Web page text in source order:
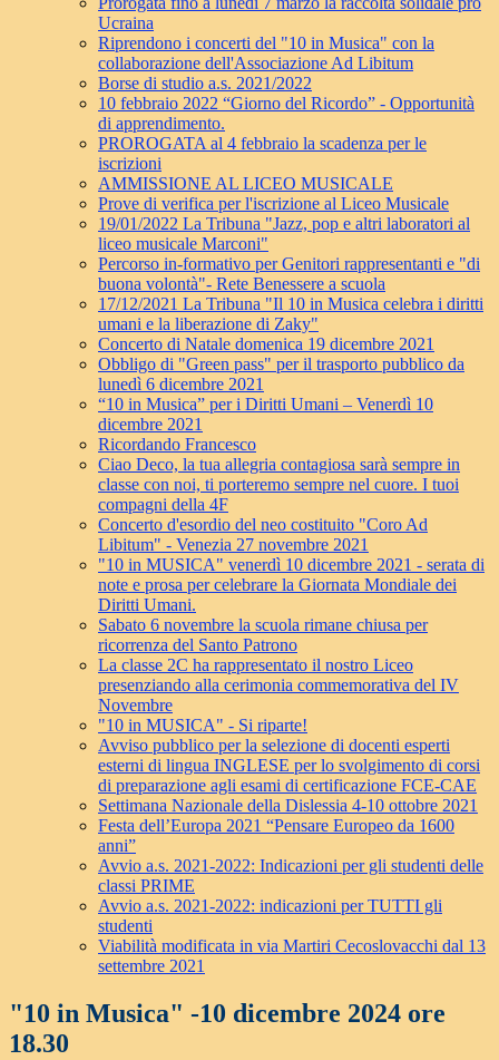
Ucraina
Riprendono i concerti del "10 in Musica" con la
collaborazione dell'Associazione Ad Libitum
Borse di studio a.s. 2021/2022
10 febbraio 2022 “Giorno del Ricordo” - Opportunità
di apprendimento.
PROROGATA al 4 febbraio la scadenza per le
iscrizioni
AMMISSIONE AL LICEO MUSICALE
Prove di verifica per l'iscrizione al Liceo Musicale
19/01/2022 La Tribuna "Jazz, pop e altri laboratori al
liceo musicale Marconi"
Percorso in-formativo per Genitori rappresentanti e "di
buona volontà"- Rete Benessere a scuola
17/12/2021 La Tribuna "Il 10 in Musica celebra i diritti
umani e la liberazione di Zaky"
Concerto di Natale domenica 19 dicembre 2021
Obbligo di "Green pass" per il trasporto pubblico da
lunedì 6 dicembre 2021
“10 in Musica” per i Diritti Umani – Venerdì 10
dicembre 2021
Ricordando Francesco
Ciao Deco, la tua allegria contagiosa sarà sempre in
classe con noi, ti porteremo sempre nel cuore. I tuoi
compagni della 4F
Concerto d'esordio del neo costituito "Coro Ad
Libitum" - Venezia 27 novembre 2021
"10 in MUSICA" venerdì 10 dicembre 2021 - serata di
note e prosa per celebrare la Giornata Mondiale dei
Diritti Umani.
Sabato 6 novembre la scuola rimane chiusa per
ricorrenza del Santo Patrono
La classe 2C ha rappresentato il nostro Liceo
presenziando alla cerimonia commemorativa del IV
Novembre
"10 in MUSICA" - Si riparte!
Avviso pubblico per la selezione di docenti esperti
esterni di lingua INGLESE per lo svolgimento di corsi
di preparazione agli esami di certificazione FCE-CAE
Settimana Nazionale della Dislessia 4-10 ottobre 2021
Festa dell’Europa 2021 “Pensare Europeo da 1600
anni”
Avvio a.s. 2021-2022: Indicazioni per gli studenti delle
classi PRIME
Avvio a.s. 2021-2022: indicazioni per TUTTI gli
studenti
Viabilità modificata in via Martiri Cecoslovacchi dal 13
settembre 2021
"10 in Musica" -10 dicembre 2024 ore
18.30